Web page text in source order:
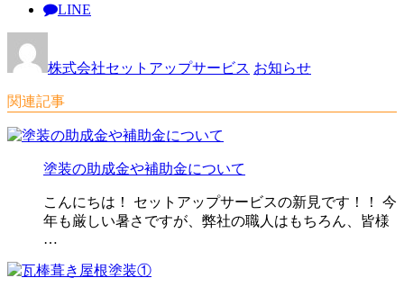
LINE
株式会社セットアップサービス お知らせ
関連記事
塗装の助成金や補助金について
こんにちは！ セットアップサービスの新見です！！ 今
年も厳しい暑さですが、弊社の職人はもちろん、皆様
…